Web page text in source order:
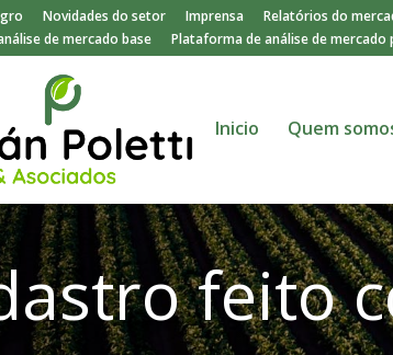
Novidades do setor Imprensa Relatórios do
de mercado base
Plataforma de análise de mercado
Inicio Quem
feito